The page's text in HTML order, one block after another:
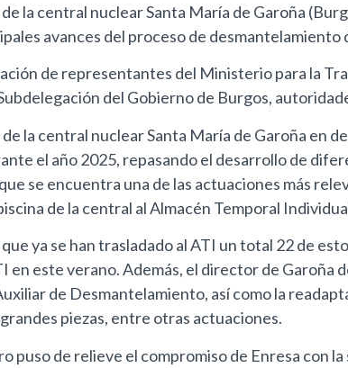
la central nuclear Santa María de Garoña
avances del proceso de
de representantes del Ministerio para la
del Gobierno de Burgos,
la central nuclear Santa María de Garoña en
el año 2025, repasando el desarrollo de
se encuentra una de las actuaciones más
de la central al Almacén Temporal
ya se han trasladado al ATI un total 22 de
en este verano. Además, el director de
de Desmantelamiento, así como la
piezas, entre otras actuaciones.
puso de relieve el compromiso de Enresa con